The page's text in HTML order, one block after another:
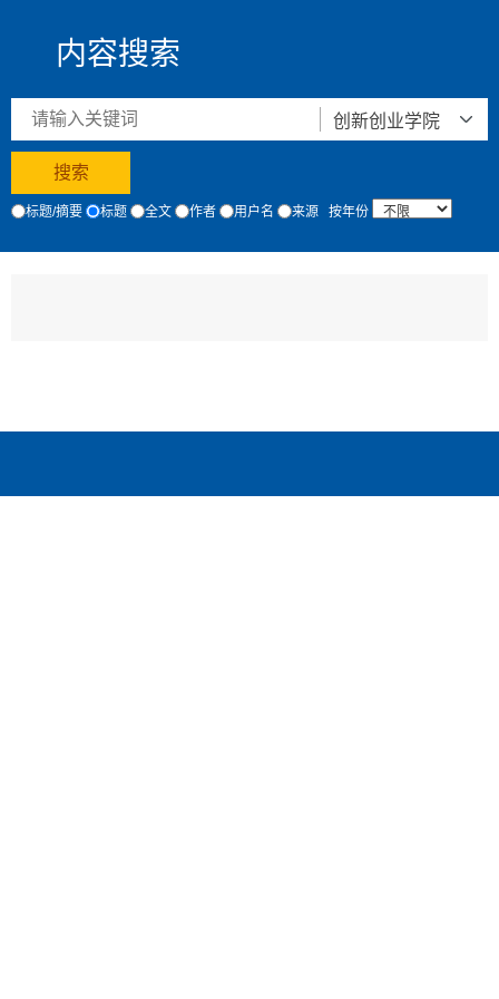
内容搜索
标题/摘要 标题 全文 作者 用户名 来源 按年份